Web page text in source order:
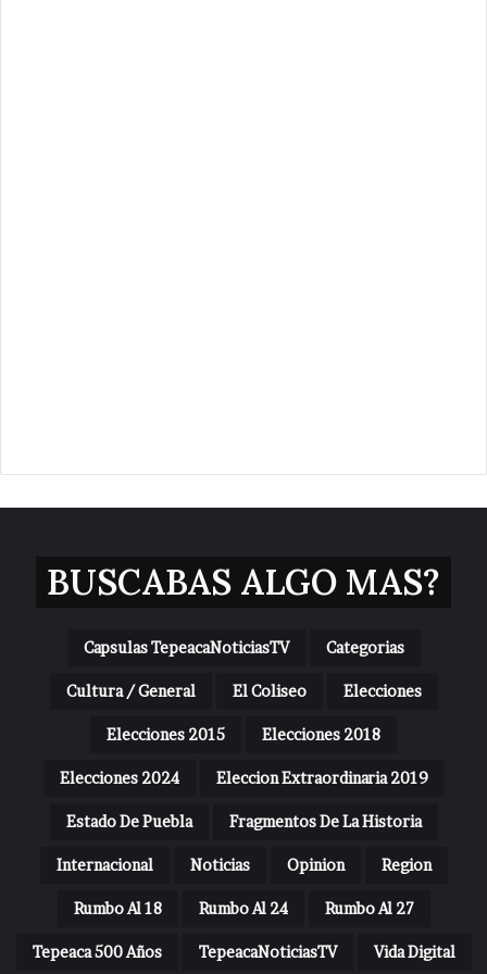
BUSCABAS ALGO MAS?
Capsulas TepeacaNoticiasTV Categorias
Cultura / General El Coliseo Elecciones
Elecciones 2015 Elecciones 2018
Elecciones 2024 Eleccion Extraordinaria 2019
Estado De Puebla Fragmentos De La Historia
Internacional Noticias Opinion Region
Rumbo Al 18 Rumbo Al 24 Rumbo Al 27
Tepeaca 500 Años TepeacaNoticiasTV Vida Digital